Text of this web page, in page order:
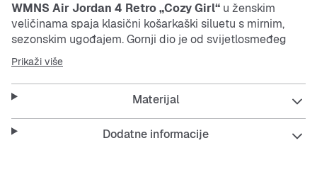
WMNS Air Jordan 4 Retro „Cozy Girl“ u ženskim
veličinama spaja klasični košarkaški siluetu s mirnim,
sezonskim ugođajem. Gornji dio je od svijetlosmeđeg
antilopa koji se proteže preko
đona, dajući tenisici suptilan izgled čizme—savršeno za
hladnije mjesece. Ton-u-ton zemljani tonovi stvaraju
nenametljiv stil, dok visokokvalitetni detalji poput užadi
za vezanje i udobnog podstavljenog ovratnika
naglašavaju udobnost. Tehnički, tenisica ostaje vjerna
Prikaži više
Materijal
Dodatne informacije